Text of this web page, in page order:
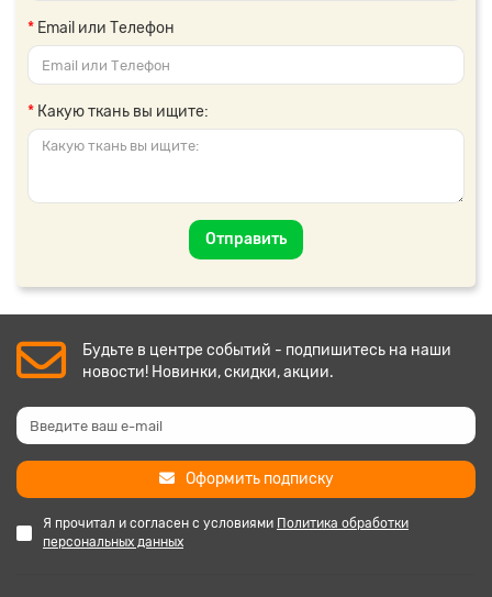
Email или Телефон
Какую ткань вы ищите:
Отправить
Будьте в центре событий - подпишитесь на наши
новости! Новинки, скидки, акции.
Оформить подписку
Я прочитал и согласен с условиями Политика обработки
персональных данных